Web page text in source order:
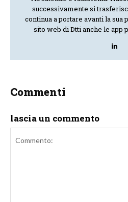
successivamente si
continua a portare avanti la sua
sito web di Dtti anche le app
Commenti
lascia un commento